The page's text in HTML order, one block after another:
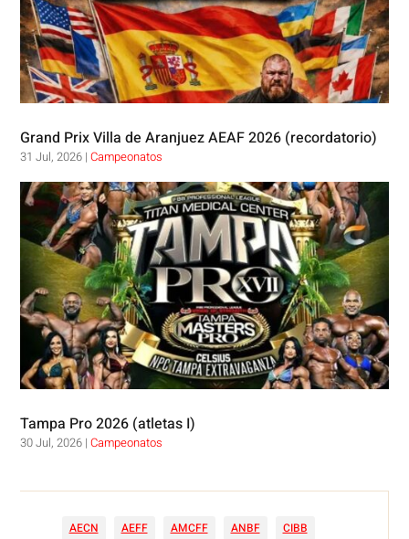
Grand Prix Villa de Aranjuez AEAF 2026 (recordatorio)
31 Jul, 2026 |Campeonatos
Tampa Pro 2026 (atletas I)
30 Jul, 2026 |Campeonatos
AECN AEFF AMCFF ANBF
CIBB